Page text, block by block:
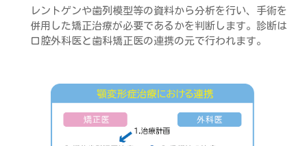
レントゲンや歯列模型等の資料から分析を行い、手術を
併用した矯正治療が必要であるかを判断します。診断は
口腔外科医と歯科矯正医の連携の元で行われます。